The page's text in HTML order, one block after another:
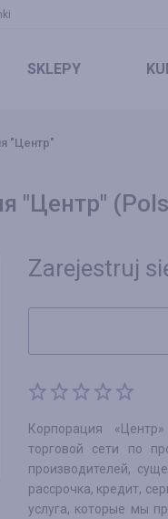
SKLEPY
"Центр"
"Центр"
Zarejestruj
Корпорация
торговой сети по
производителей,
рассрочка, кредит,
услуга, которые мы